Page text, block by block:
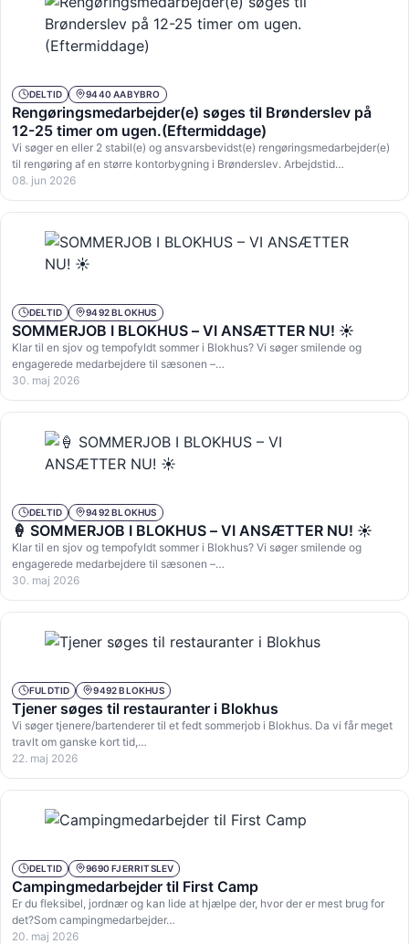
DELTID 9440 AABYBRO
Rengøringsmedarbejder(e) søges til Brønderslev på
12-25 timer om ugen.(Eftermiddage)
Vi søger en eller 2 stabil(e) og ansvarsbevidst(e) rengøringsmedarbejder(e)
til rengøring af en større kontorbygning i Brønderslev. Arbejdstid…
08. jun 2026
DELTID 9492 BLOKHUS
SOMMERJOB I BLOKHUS – VI ANSÆTTER NU! ☀️
Klar til en sjov og tempofyldt sommer i Blokhus? Vi søger smilende og
engagerede medarbejdere til sæsonen –…
30. maj 2026
DELTID 9492 BLOKHUS
🍦 SOMMERJOB I BLOKHUS – VI ANSÆTTER NU! ☀️
Klar til en sjov og tempofyldt sommer i Blokhus? Vi søger smilende og
engagerede medarbejdere til sæsonen –…
30. maj 2026
FULDTID 9492 BLOKHUS
Tjener søges til restauranter i Blokhus
Vi søger tjenere/bartenderer til et fedt sommerjob i Blokhus. Da vi får meget
travlt om ganske kort tid,…
22. maj 2026
DELTID 9690 FJERRITSLEV
Campingmedarbejder til First Camp
Er du fleksibel, jordnær og kan lide at hjælpe der, hvor der er mest brug for
det?Som campingmedarbejder…
20. maj 2026